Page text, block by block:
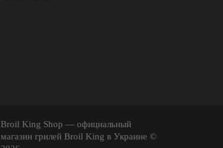
Broil King Shop — официальный
магазин грилей Broil King в Украине ©